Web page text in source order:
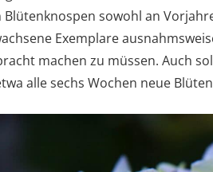
Blütenknospen sowohl an
Exemplare
machen zu müssen. Auch
alle sechs Wochen neue